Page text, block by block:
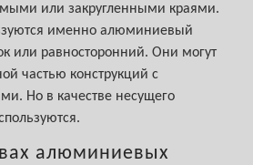
или закругленными краями.
именно алюминиевый
или равносторонний. Они могут
частью конструкций с
Но в качестве несущего
алюминиевых